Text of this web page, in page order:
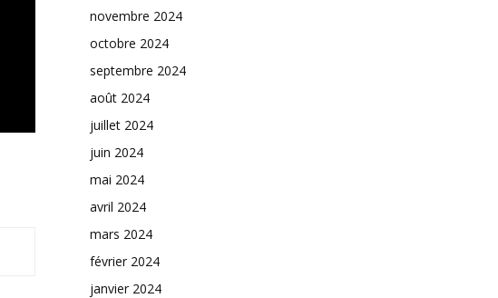
novembre 2024
octobre 2024
septembre 2024
août 2024
juillet 2024
juin 2024
mai 2024
avril 2024
mars 2024
février 2024
janvier 2024